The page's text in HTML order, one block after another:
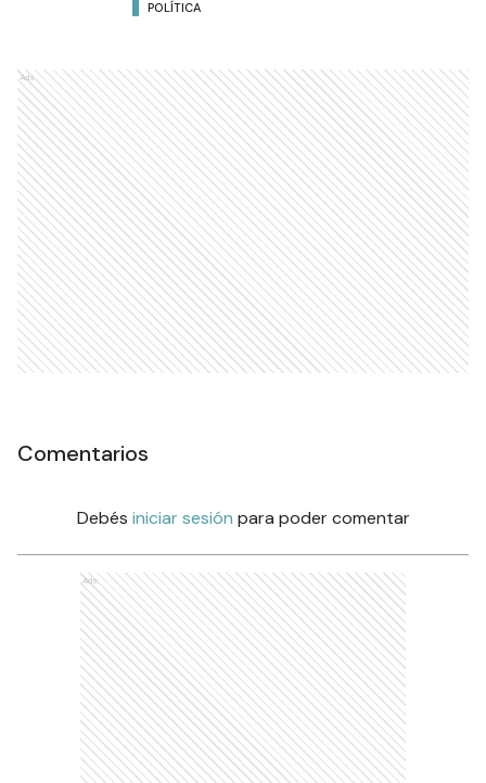
POLÍTICA
Ads
Comentarios
Debés iniciar sesión para poder comentar
Ads